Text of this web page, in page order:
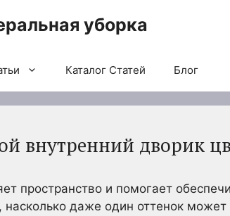
уборка
Каталог Статей Блог
внутренний дворик
пространство и помогает
даже один оттенок может